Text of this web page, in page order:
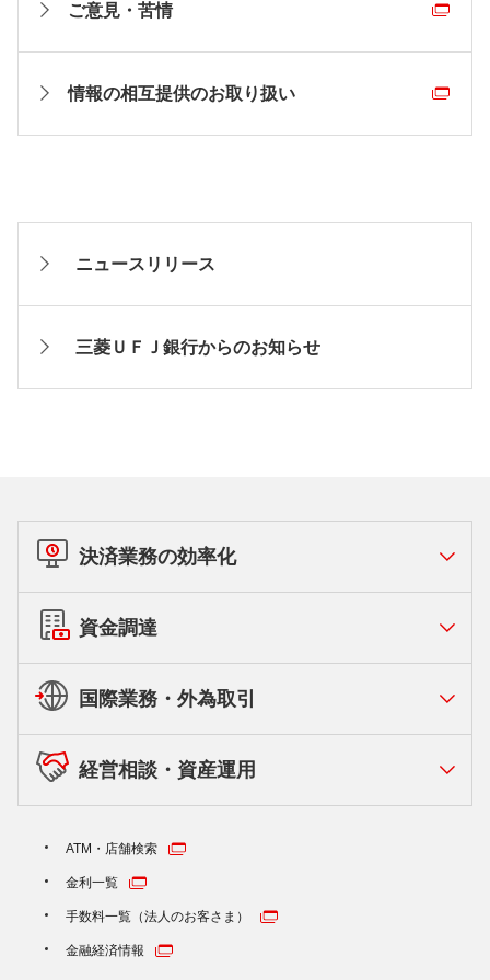
ご意見・苦情
情報の相互提供のお取り扱い
ニュースリリース
三菱ＵＦＪ銀行からのお知らせ
決済業務の効率化
資金調達
国際業務・外為取引
経営相談・資産運用
ATM・店舗検索
金利一覧
手数料一覧（法人のお客さま）
金融経済情報